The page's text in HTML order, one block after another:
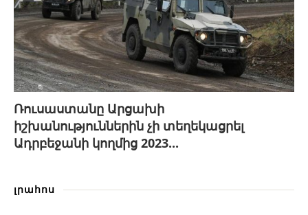
Ռուսաստանը Արցախի
իշխանություններին չի տեղեկացրել
Ադրբեջանի կողմից 2023...
լրահոս